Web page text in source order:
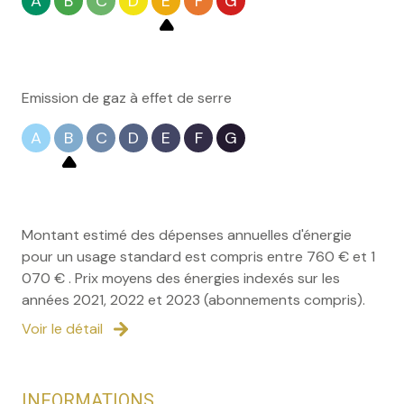
contact avec votre conseillère Céline Marmet
immobilier, associée à KELLER WILLIAMS CITADELLE
Emission de gaz à effet de serre
A B C D E F G
Montant estimé des dépenses annuelles d'énergie
pour un usage standard est compris entre 760 € et 1
070 € . Prix moyens des énergies indexés sur les
années 2021, 2022 et 2023 (abonnements compris).
Voir le détail